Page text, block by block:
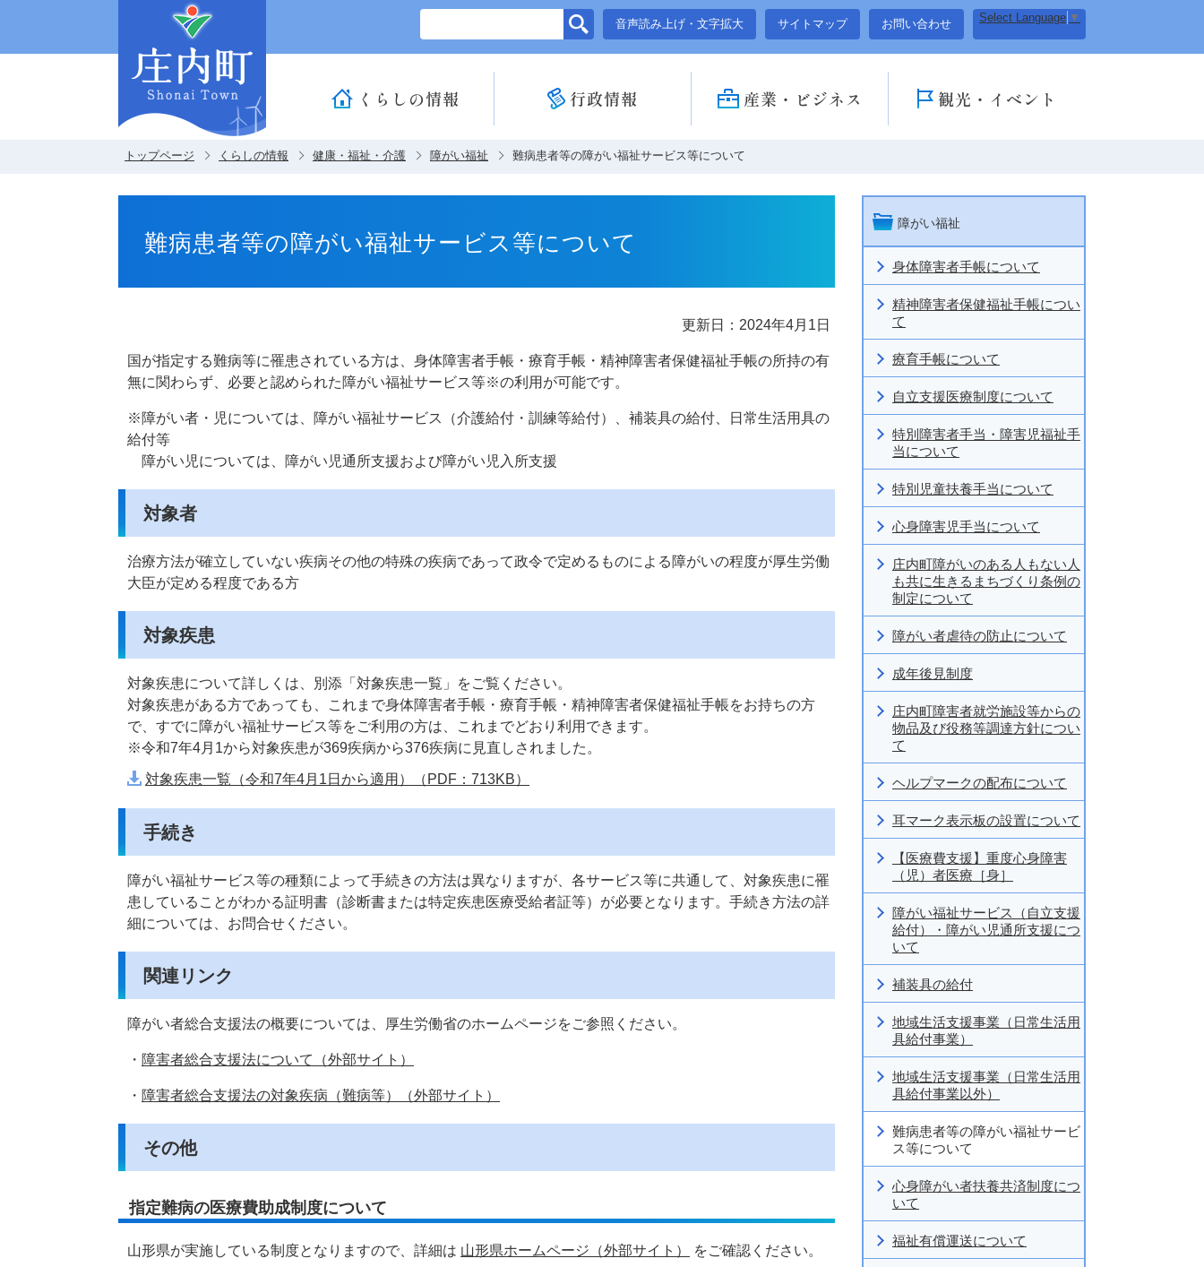
このページの本文へ移動
音声読み上げ・文字拡大 サイトマップ お問い合わせ Select Language ▼
くらしの情報 行政情報 産業・ビジネス 観光・イベント
トップページ くらしの情報 健康・福祉・介護 障がい福祉 難病患者等の障がい福祉サービス等について
難病患者等の障がい福祉サービス等について
更新日：2024年4月1日
国が指定する難病等に罹患されている方は、身体障害者手帳・療育手帳・精神障害者保健福祉手帳の所持の有
無に関わらず、必要と認められた障がい福祉サービス等※の利用が可能です。
※障がい者・児については、障がい福祉サービス（介護給付・訓練等給付）、補装具の給付、日常生活用具の
給付等
障がい児については、障がい児通所支援および障がい児入所支援
対象者
治療方法が確立していない疾病その他の特殊の疾病であって政令で定めるものによる障がいの程度が厚生労働
大臣が定める程度である方
対象疾患
対象疾患について詳しくは、別添「対象疾患一覧」をご覧ください。
対象疾患がある方であっても、これまで身体障害者手帳・療育手帳・精神障害者保健福祉手帳をお持ちの方
で、すでに障がい福祉サービス等をご利用の方は、これまでどおり利用できます。
※令和7年4月1から対象疾患が369疾病から376疾病に見直しされました。
対象疾患一覧（令和7年4月1日から適用）（PDF：713KB）
手続き
障がい福祉サービス等の種類によって手続きの方法は異なりますが、各サービス等に共通して、対象疾患に罹
患していることがわかる証明書（診断書または特定疾患医療受給者証等）が必要となります。手続き方法の詳
細については、お問合せください。
関連リンク
障がい者総合支援法の概要については、厚生労働省のホームページをご参照ください。
・ 障害者総合支援法について（外部サイト）
・ 障害者総合支援法の対象疾病（難病等）（外部サイト）
その他
指定難病の医療費助成制度について
山形県が実施している制度となりますので、詳細は 山形県ホームページ（外部サイト） をご確認ください。
障がい福祉
身体障害者手帳について
精神障害者保健福祉手帳につい
て
療育手帳について
自立支援医療制度について
特別障害者手当・障害児福祉手
当について
特別児童扶養手当について
心身障害児手当について
庄内町障がいのある人もない人
も共に生きるまちづくり条例の
制定について
障がい者虐待の防止について
成年後見制度
庄内町障害者就労施設等からの
物品及び役務等調達方針につい
て
ヘルプマークの配布について
耳マーク表示板の設置について
【医療費支援】重度心身障害
（児）者医療［身］
障がい福祉サービス（自立支援
給付）・障がい児通所支援につ
いて
補装具の給付
地域生活支援事業（日常生活用
具給付事業）
地域生活支援事業（日常生活用
具給付事業以外）
難病患者等の障がい福祉サービ
ス等について
心身障がい者扶養共済制度につ
いて
福祉有償運送について